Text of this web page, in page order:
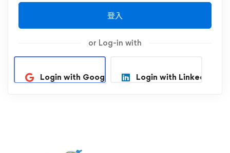
登入
or Log-in with
Login with Google Login with Linkedin